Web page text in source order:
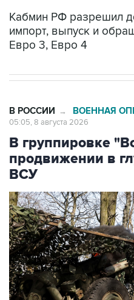
Кабмин РФ разрешил
импорт, выпуск и
Евро 3, Евро 4
В РОССИИ → ВОЕННАЯ
05:05, 8 августа 2026
В группировке
продвижении в
ВСУ